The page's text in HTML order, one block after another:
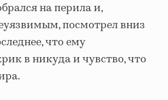
на перила и,
посмотрел вниз
что ему
в никуда и чувство, что